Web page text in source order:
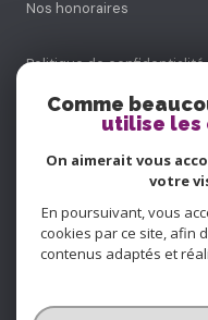
Nos honoraires
Politique de confidentialité
Cookies
© 2026 | Tous droits
Comme
utilise les
On aimerait vous
votre
En poursuivant, vous
cookies par ce site, afin
contenus adaptés et